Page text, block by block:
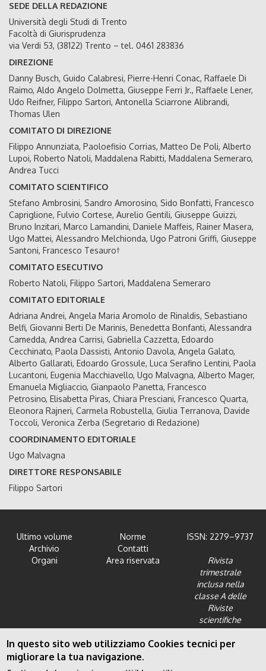
SEDE DELLA REDAZIONE
Università degli Studi di Trento
Facoltà di Giurisprudenza
via Verdi 53, (38122) Trento – tel. 0461 283836
DIREZIONE
Danny Busch, Guido Calabresi, Pierre-Henri Conac, Raffaele Di
Raimo, Aldo Angelo Dolmetta, Giuseppe Ferri Jr., Raffaele Lener,
Udo Reifner, Filippo Sartori, Antonella Sciarrone Alibrandi,
Thomas Ulen
COMITATO DI DIREZIONE
Filippo Annunziata, Paoloefisio Corrias, Matteo De Poli, Alberto
Lupoi, Roberto Natoli, Maddalena Rabitti, Maddalena Semeraro,
Andrea Tucci
COMITATO SCIENTIFICO
Stefano Ambrosini, Sandro Amorosino, Sido Bonfatti, Francesco
Capriglione, Fulvio Cortese, Aurelio Gentili, Giuseppe Guizzi,
Bruno Inzitari, Marco Lamandini, Daniele Maffeis, Rainer Masera,
Ugo Mattei, Alessandro Melchionda, Ugo Patroni Griffi, Giuseppe
Santoni, Francesco Tesauro†
COMITATO ESECUTIVO
Roberto Natoli, Filippo Sartori, Maddalena Semeraro
COMITATO EDITORIALE
Adriana Andrei, Angela Maria Aromolo de Rinaldis, Sebastiano
Belfi, Giovanni Berti De Marinis, Benedetta Bonfanti, Alessandra
Camedda, Andrea Carrisi, Gabriella Cazzetta, Edoardo
Cecchinato, Paola Dassisti, Antonio Davola, Angela Galato,
Alberto Gallarati, Edoardo Grossule, Luca Serafino Lentini, Paola
Lucantoni, Eugenia Macchiavello, Ugo Malvagna, Alberto Mager,
Emanuela Migliaccio, Gianpaolo Panetta, Francesco
Petrosino, Elisabetta Piras, Chiara Presciani, Francesco Quarta,
Eleonora Rajneri, Carmela Robustella, Giulia Terranova, Davide
Toccoli, Veronica Zerba (Segretario di Redazione)
COORDINAMENTO EDITORIALE
Ugo Malvagna
DIRETTORE RESPONSABILE
Filippo Sartori
Ultimo volume
Archivio
Organi
Norme
Contatti
Area riservata
ISSN: 2279–9737
Rivista
trimestrale
inclusa nella
classe A delle
Riviste
scientifiche
dell'Area 12 -
Scienze giuridiche
In questo sito web utilizziamo Cookies tecnici per
migliorare la tua navigazione.